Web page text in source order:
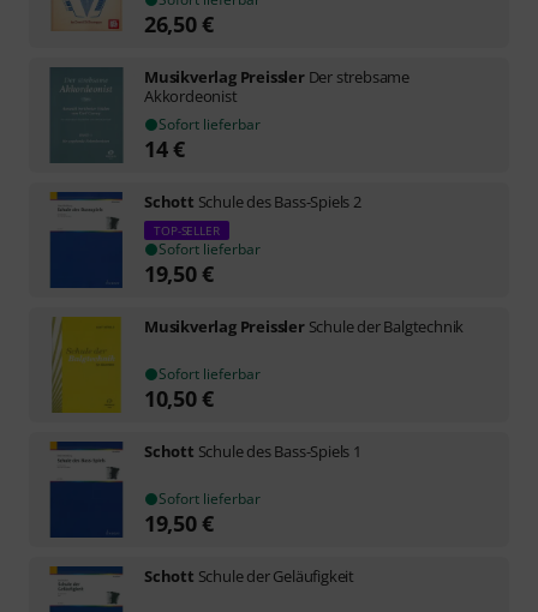
26,50€
Musikverlag Preissler Der strebsame
Akkordeonist
Sofort lieferbar
14€
Schott Schule des Bass-Spiels 2
TOP-SELLER
Sofort lieferbar
19,50€
Musikverlag Preissler Schule der Balgtechnik
Sofort lieferbar
10,50€
Schott Schule des Bass-Spiels 1
Sofort lieferbar
19,50€
Schott Schule der Geläufigkeit